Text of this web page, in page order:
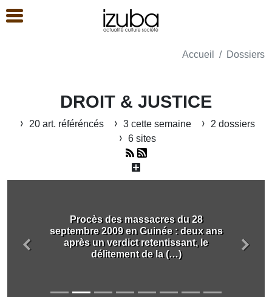
Accueil Dossiers
DROIT & JUSTICE
20 art. référéncés 3 cette semaine
2 dossiers
6 sites
Procès des massacres du 28
septembre 2009 en Guinée : deux ans
après un verdict retentissant, le
délitement de la (…)
Précédent